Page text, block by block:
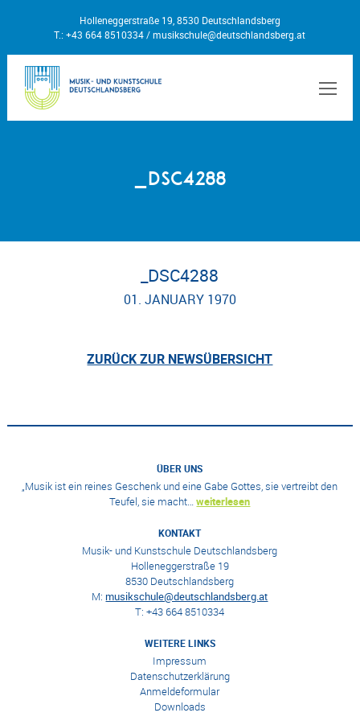
Holleneggerstraße 19, 8530 Deutschlandsberg
T.: +43 664 8510334 /musikschule@deutschlandsberg.at
_DSC4288
_DSC4288
01. JANUARY 1970
ZURÜCK ZUR NEWSÜBERSICHT
ÜBER UNS
„Musik ist ein reines Geschenk und eine Gabe Gottes, sie vertreibt den
Teufel, sie macht…weiterlesen
KONTAKT
Musik- und Kunstschule Deutschlandsberg
Holleneggerstraße 19
8530 Deutschlandsberg
M: musikschule@deutschlandsberg.at
T: +43 664 8510334
WEITERE LINKS
Impressum
Datenschutzerklärung
Anmeldeformular
Downloads